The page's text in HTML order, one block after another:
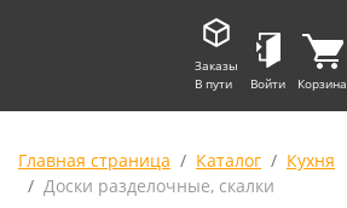
Заказы
В пути
Войти Корзина
Главная страница Каталог
Кухня
Доски разделочные, скалки